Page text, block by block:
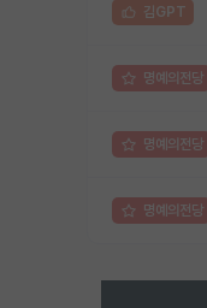
김GPT
명예의전당
명예의전당
명예의전당